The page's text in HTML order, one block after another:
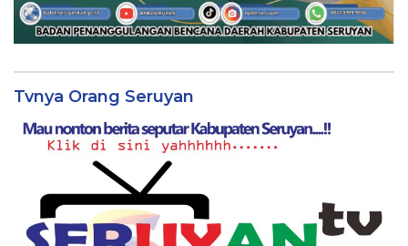
Tvnya Orang Seruyan